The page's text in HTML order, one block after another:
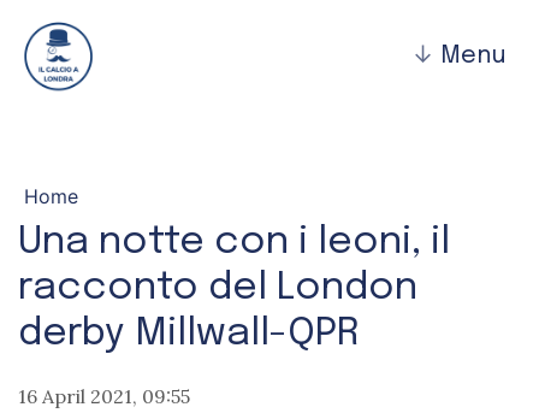
↓ Menu
Home
Una notte con i leoni, il
racconto del London
derby Millwall-QPR
16 April 2021, 09:55